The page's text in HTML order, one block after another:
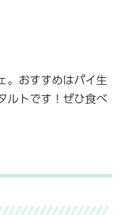
。おすすめはパイ生
ルトです！ぜひ食べ